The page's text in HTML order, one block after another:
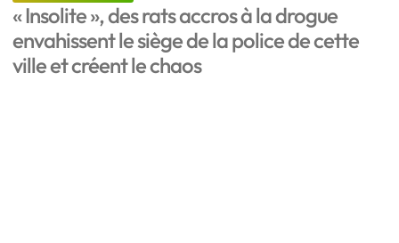
« Insolite », des rats accros à la drogue
envahissent le siège de la police de cette
ville et créent le chaos